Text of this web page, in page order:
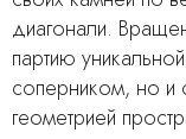
диагонали.
партию
соперником, но и
геометрией